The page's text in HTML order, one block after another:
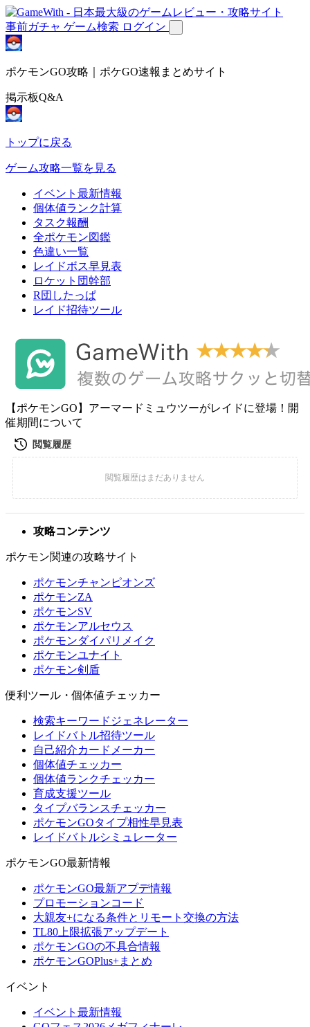
事前ガチャ ゲーム検索 ログイン
ポケモンGO攻略｜ポケGO速報まとめサイト
掲示板Q&A
トップに戻る
ゲーム攻略一覧を見る
イベント最新情報
個体値ランク計算
タスク報酬
全ポケモン図鑑
色違い一覧
レイドボス早見表
ロケット団幹部
R団したっぱ
レイド招待ツール
【ポケモンGO】アーマードミュウツーがレイドに登場！開
催期間について
攻略コンテンツ
ポケモン関連の攻略サイト
ポケモンチャンピオンズ
ポケモンZA
ポケモンSV
ポケモンアルセウス
ポケモンダイパリメイク
ポケモンユナイト
ポケモン剣盾
便利ツール・個体値チェッカー
検索キーワードジェネレーター
レイドバトル招待ツール
自己紹介カードメーカー
個体値チェッカー
個体値ランクチェッカー
育成支援ツール
タイプバランスチェッカー
ポケモンGOタイプ相性早見表
レイドバトルシミュレーター
ポケモンGO最新情報
ポケモンGO最新アプデ情報
プロモーションコード
大親友+になる条件とリモート交換の方法
TL80上限拡張アップデート
ポケモンGOの不具合情報
ポケモンGOPlus+まとめ
イベント
イベント最新情報